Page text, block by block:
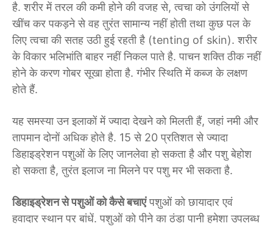
है. शरीर में तरल की कमी होने की वजह से, त्वचा को उंगलियों से
खींच कर पकड़ने से वह तुरंत सामान्य नहीं होती तथा कुछ पल के
लिए त्वचा की सतह उठी हुई रहती है (tenting of skin). शरीर
के विकार भलिभांति बाहर नहीं निकल पाते है. पाचन शक्ति ठीक नहीं
होने के करण गोबर सूखा होता है. गंभीर स्थिति में कब्ज के लक्षण
होते हैं.
यह समस्या उन इलाकों में ज्यादा देखने को मिलती हैं, जहां नमी और
तापमान दोनों अधिक होते है. 15 से 20 प्रतिशत से ज्यादा
डिहाइड्रेशन पशुओं के लिए जानलेवा हो सकता है और पशु बेहोश
हो सकता है, तुरंत इलाज ना मिलने पर पशु मर भी सकता है.
डिहाइड्रेशन से पशुओं को कैसे बचाएंपशुओं को छायादार एवं
हवादार स्थान पर बांधें. पशुओं को पीने का ठंडा पानी हमेशा उपलब्ध